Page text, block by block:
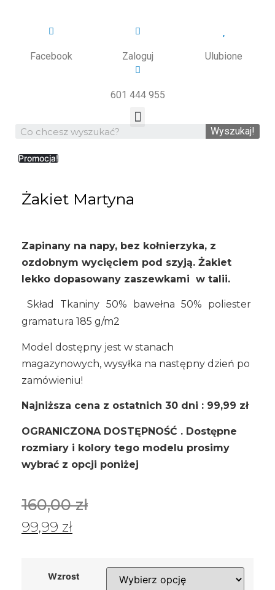
Facebook Zaloguj Ulubione
601 444 955
Wyszukaj!
Promocja!
Żakiet Martyna
Zapinany na napy, bez kołnierzyka, z
ozdobnym wycięciem pod szyją. Żakiet
lekko dopasowany zaszewkami w talii.
Skład Tkaniny 50% bawełna 50% poliester
gramatura 185 g/m2
Model dostępny jest w stanach
magazynowych, wysyłka na następny dzień po
zamówieniu!
Najniższa cena z ostatnich 30 dni : 99,99 zł
OGRANICZONA DOSTĘPNOŚĆ . Dostępne
rozmiary i kolory tego modelu prosimy
wybrać z opcji poniżej
160,00zł
99,99 zł
Wzrost